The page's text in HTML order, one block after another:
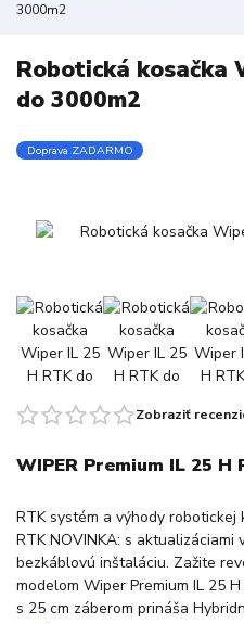
3000m2
Robotická kosačka
do 3000m2
Doprava ZADARMO
Zobraziť
WIPER Premium IL 25 H
RTK systém a výhody robotickej
RTK NOVINKA: s
bezkáblovú inštaláciu. Zažite
modelom Wiper Premium IL 25
s 25 cm záberom prináša